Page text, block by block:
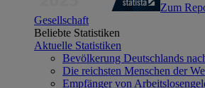
Zum
Gesellschaft
Beliebte Statistiken
Aktuelle Statistiken
Bevölkerung Deutschlands
Die reichsten Menschen der
Empfänger von